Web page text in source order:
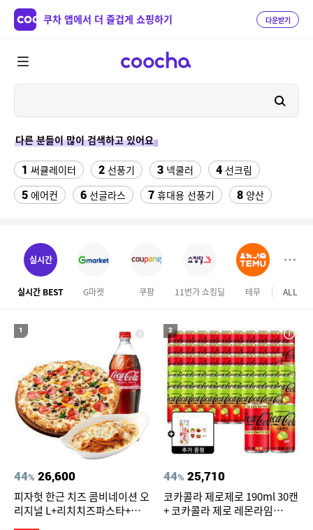
쿠차 앱에서 더 즐겁게 쇼핑하기 다운받기
다른 분들이 많이 검색하고 있어요
1 써큘레이터 2 선풍기 3 넥쿨러 4 선크림
5 에어컨 6 선글라스 7 휴대용 선풍기 8 양산
11 수향미쌀10kg특등급 성인용세발자전거중고
13 위닉스 dn3e170 lwk
15 차량햇빛가리개 풍기인견바지
버거킹
ALL
실시간
실시간 BEST G마켓 쿠팡 11번가 쇼킹딜 테무 하이
1
44% 26,600
피자헛 한근 치즈 콤비네이션 오
리지널 L+리치치즈파스타+콜
2
44% 25,710
코카콜라 제로제로 190ml 30캔
+ 코카콜라 제로 레몬라임